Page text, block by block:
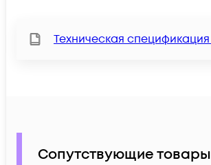
Сопутствующие товары